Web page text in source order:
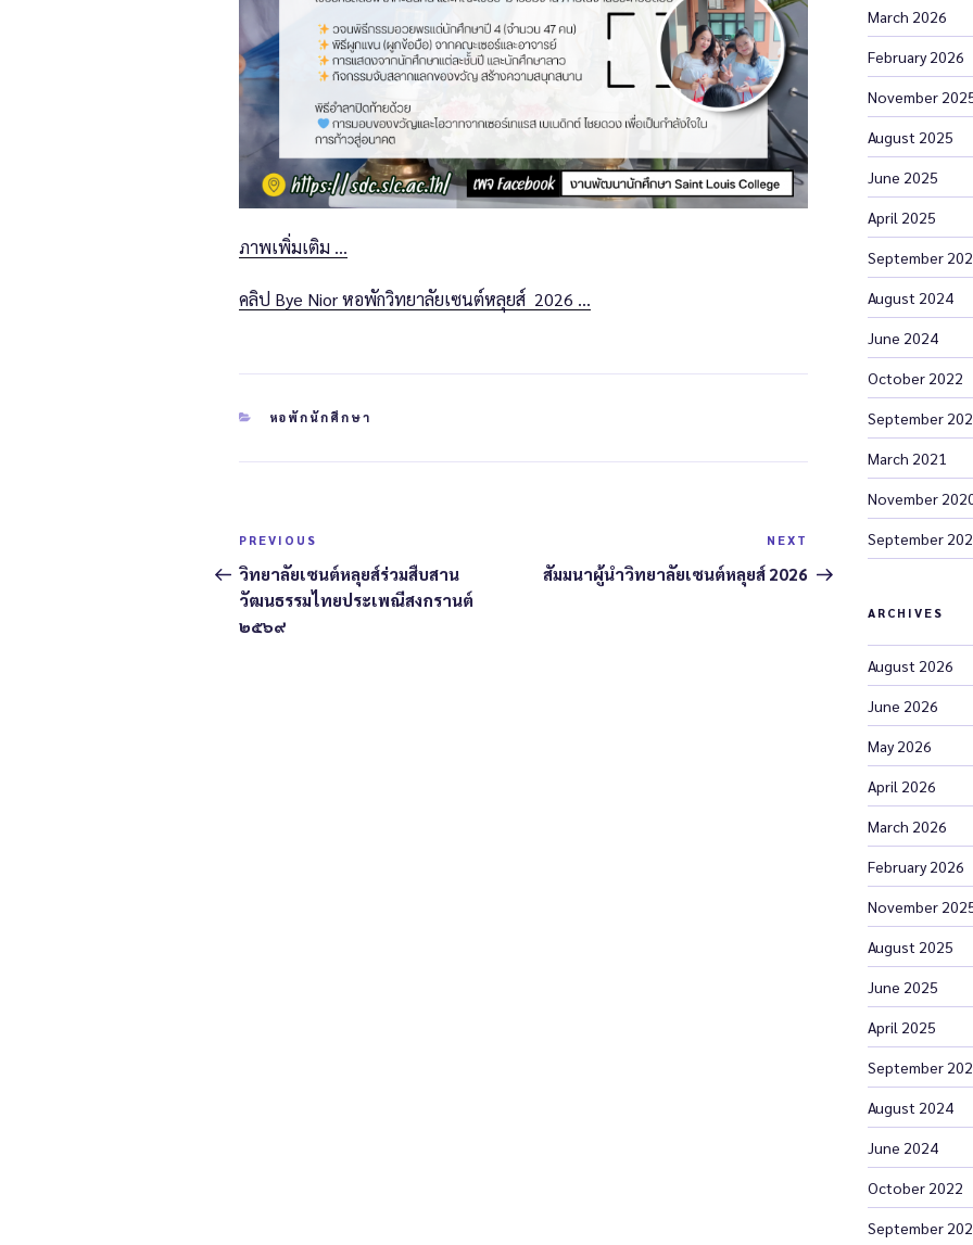
ภาพเพิ่มเติม …
คลิป Bye Nior หอพักวิทยาลัยเซนต์หลุยส์ 2026 …
หอพักนักศึกษา
PREVIOUS
วิทยาลัยเซนต์หลุยส์ร่วมสืบสาน
วัฒนธรรมไทยประเพณีสงกรานต์
๒๕๖๙
NEXT
สัมมนาผู้นำวิทยาลัยเซนต์หลุยส์ 2026
March 2026
February 2026
November
August 2025
June 2025
April 2025
September
August 2024
June 2024
October 2022
September
March 2021
November
September
ARCHIVES
August 2026
June 2026
May 2026
April 2026
March 2026
February 2026
November
August 2025
June 2025
April 2025
September
August 2024
June 2024
October 2022
September